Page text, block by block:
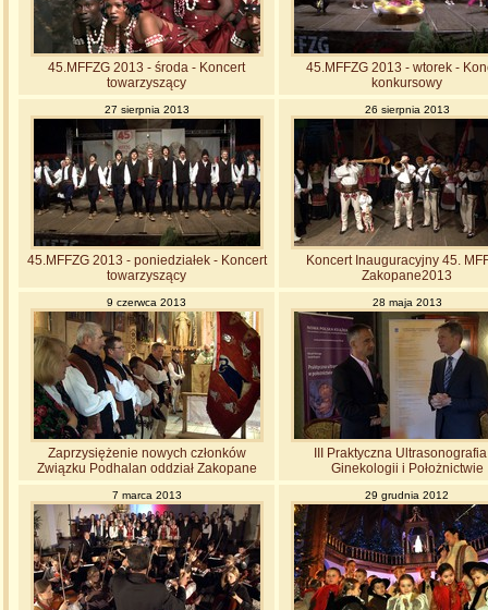
45.MFFZG 2013 - środa - Koncert
towarzyszący
45.MFFZG 2013 - wtorek -
konkursowy
27 sierpnia 2013
45.MFFZG 2013 - poniedziałek - Koncert
towarzyszący
26 sierpnia 2013
Koncert Inauguracyjny 45.
Zakopane2013
9 czerwca 2013
Zaprzysiężenie nowych członków
Związku Podhalan oddział Zakopane
28 maja 2013
III Praktyczna
Ginekologii i Położnictwie
7 marca 2013 29 grudnia 2012